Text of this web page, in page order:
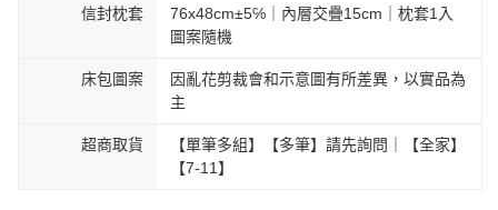
信封枕套
76x48cm±5℅｜內層交疊15cm｜枕套1入
圖案隨機
床包圖案
因亂花剪裁會和示意圖有所差異，以實品為
主
超商取貨
【單筆多組】【多筆】請先詢問｜【全家】
【7-11】